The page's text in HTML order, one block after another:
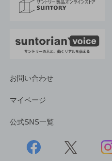
採用情報
お問い合わせ
マイページ
公式SNS一覧